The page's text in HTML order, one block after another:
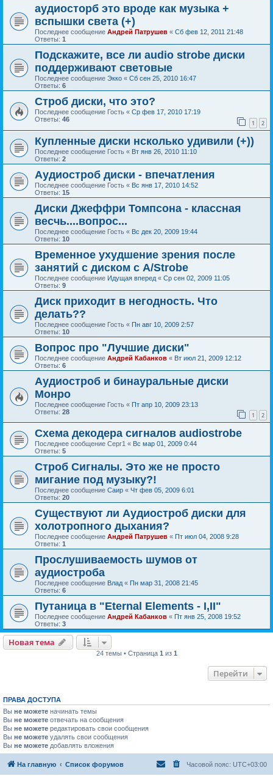
аудиосторб это вроде как музыка +
вспышки света (+)
Последнее сообщение Андрей Патрушев « Сб фев 12, 2011 21:48
Ответы: 1
Подскажите, все ли audio strobe диски
поддерживают световые
Последнее сообщение Экко « Сб сен 25, 2010 16:47
Ответы: 6
Строб диски, что это?
Последнее сообщение Гость « Ср фев 17, 2010 17:19
Ответы: 46 1 2
Купленные диски нсколько удивили (+))
Последнее сообщение Гость « Вт янв 26, 2010 11:10
Ответы: 2
Аудиостроб диски - впечатления
Последнее сообщение Гость « Вс янв 17, 2010 14:52
Ответы: 15
Диски Джеффри Томпсона - классная
весчь....вопрос...
Последнее сообщение Гость « Вс дек 20, 2009 19:44
Ответы: 10
Временное ухудшение зрения после
занятий с диском с A/Strobe
Последнее сообщение Идущая вперед « Ср сен 02, 2009 11:05
Ответы: 9
Диск приходит в негодность. Что
делать??
Последнее сообщение Гость « Пн авг 10, 2009 2:57
Ответы: 10
Вопрос про "Лучшие диски"
Последнее сообщение Андрей Кабанков « Вт июл 21, 2009 12:12
Ответы: 6
Аудиостроб и бинауральные диски
Монро
Последнее сообщение Гость « Пт апр 10, 2009 23:13
Ответы: 28 1 2
Схема декодера сигналов audiostrobe
Последнее сообщение Серг1 « Вс мар 01, 2009 0:44
Ответы: 5
Строб Сигналы. Это же не просто
мигание под музыку?!
Последнее сообщение Саир « Чт фев 05, 2009 6:01
Ответы: 20
Существуют ли Аудиостроб диски для
холотропного дыхания?
Последнее сообщение Андрей Патрушев « Пт июл 04, 2008 9:28
Ответы: 1
Прослушиваемость шумов от
аудиостроба
Последнее сообщение Влад« Пн мар 31, 2008 21:45
Ответы: 6
Путаница в "Eternal Elements - I,II"
Последнее сообщение Андрей Кабанков « Пт янв 25, 2008 19:52
Ответы: 3
Новая тема
24 темы • Страница 1из 1
Перейти
ПРАВА ДОСТУПА
Вы не можете начинать темы
Вы не можете отвечать на сообщения
Вы не можете редактировать свои сообщения
Вы не можете удалять свои сообщения
Вы не можете добавлять вложения
На главную Список форумов Часовой пояс: UTC+03:00